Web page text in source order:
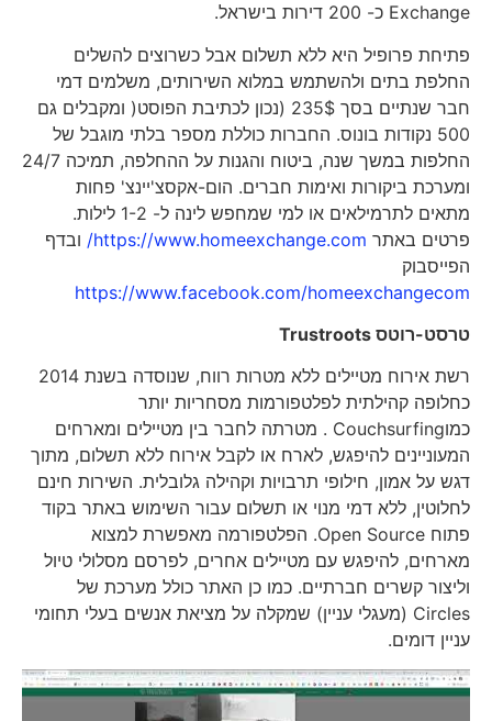
Exchange כ- 200 דירות בישראל.
פתיחת פרופיל היא ללא תשלום אבל כשרוצים להשלים
החלפת בתים ולהשתמש במלוא השירותים, משלמים דמי
חבר שנתיים בסך 235$ (נכון לכתיבת הפוסט( ומקבלים גם
500 נקודות בונוס. החברות כוללת מספר בלתי מוגבל של
החלפות במשך שנה, ביטוח והגנות על ההחלפה, תמיכה 24/7
ומערכת ביקורות ואימות חברים. הום-אקסצ'יינצ' פחות
מתאים לתרמילאים או למי שמחפש לינה ל- 1-2 לילות.
פרטים באתרhttps://www.homeexchange.com/ ובדף
הפייסבוק
https://www.facebook.com/homeexchangecom
טרסט-רוטסTrustroots
רשת אירוח מטיילים ללא מטרות רווח, שנוסדה בשנת 2014
כחלופה קהילתית לפלטפורמות מסחריות יותר
כמוCouchsurfing . מטרתה לחבר בין מטיילים ומארחים
המעוניינים להיפגש, לארח או לקבל אירוח ללא תשלום, מתוך
דגש על אמון, חילופי תרבויות וקהילה גלובלית. השירות חינם
לחלוטין, ללא דמי מנוי או תשלום עבור השימוש באתר בקוד
פתוח Open Source. הפלטפורמה מאפשרת למצוא
מארחים, להיפגש עם מטיילים אחרים, לפרסם מסלולי טיול
וליצור קשרים חברתיים. כמו כן האתר כולל מערכת של
Circles (מעגלי עניין) שמקלה על מציאת אנשים בעלי תחומי
עניין דומים.